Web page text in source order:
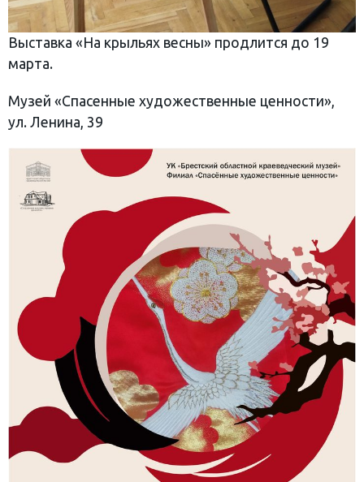
Выставка «На крыльях весны» продлится до 19
марта.
Музей «Спасенные художественные ценности»,
ул. Ленина, 39